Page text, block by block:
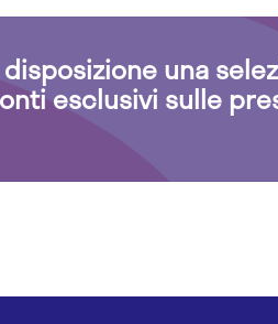
una
esclusivi sulle